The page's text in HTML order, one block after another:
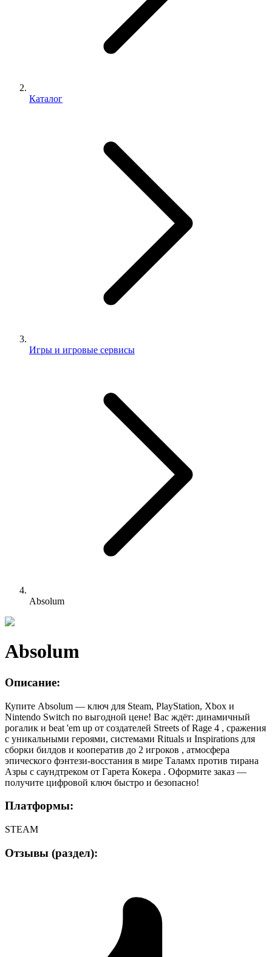
Каталог
Игры и игровые сервисы
Absolum
Absolum
Описание:
Купите Absolum — ключ для Steam, PlayStation, Xbox и
Nintendo Switch по выгодной цене! Вас ждёт: динамичный
рогалик и beat 'em up от создателей Streets of Rage 4 , сражения
с уникальными героями, системами Rituals и Inspirations для
сборки билдов и кооператив до 2 игроков , атмосфера
эпического фэнтези-восстания в мире Таламх против тирана
Азры с саундтреком от Гарета Кокера . Оформите заказ —
получите цифровой ключ быстро и безопасно!
Платформы:
STEAM
Отзывы (раздел):